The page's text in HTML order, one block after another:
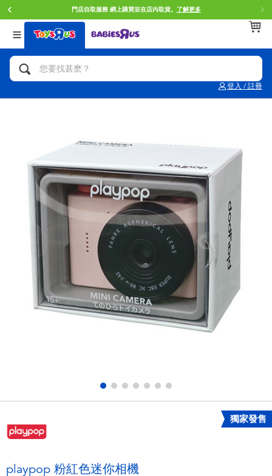
門店自取服務 網上購買並在店內取貨。 了解更多
登入 / 註冊
返回
分類目錄
人氣英雄,角色扮演,射擊玩具
拼砌組合及樂高LEGO
玩具車,貨車,火車及遙控系列
手工藝,文具,蠟筆,泥膠,畫板
娃娃, 芭比,收藏公仔
遊戲及拼圖系列
戶外及運動用品
返回
品牌
Brunch Brother 早午餐兄弟
Spider-Man蜘蛛俠
Mini Brands
Play-Doh培樂多
Pokemon寶可夢
LEGO樂高
返回
年齢
0~2歳
8~11歳
12~14歳
14歳以上
獨家發售
playpop 粉紅色迷你相機